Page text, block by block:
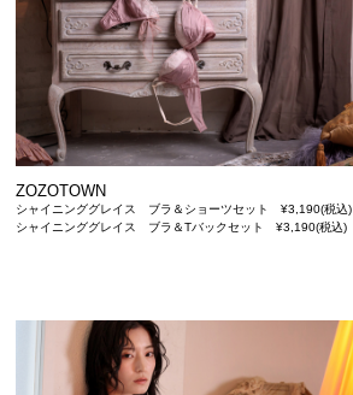
ZOZOTOWN
シャイニンググレイス ブラ＆ショーツセット ¥3,190(税込)
シャイニンググレイス ブラ＆Tバックセット ¥3,190(税込)